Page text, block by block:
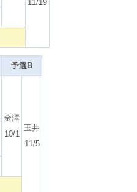
11/19
予選B
金澤
10/1
玉井
11/5